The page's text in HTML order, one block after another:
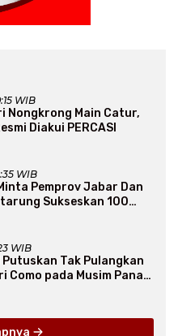
WIB
Nongkrong Main Catur,
Diakui PERCASI
WIB
Pemprov Jabar Dan
Sukseskan 100
WIB
Putuskan Tak Pulangkan
Como pada Musim Panas